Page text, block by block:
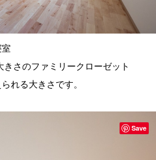
さのファミリークローゼット
れる大きさです。
Save